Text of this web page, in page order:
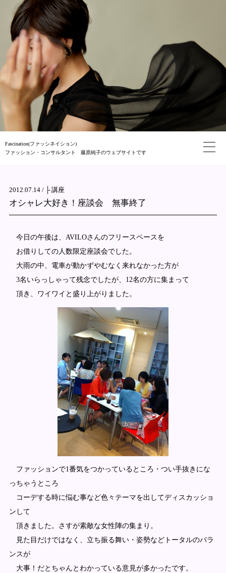
Fascination(ファッシネイション)
ファッション・コンサルタント 藤原純子のウェブサイトです
2012.07.14 / ├ 講座
オシャレ大好き！座談会 無事終了
今日の午後は、AVILOさんのフリースペースを
お借りしての人数限定座談会でした。
大雨の中、電車が動かずやむなく来れなかった方が
3名いらっしゃって残念でしたが、12名の方に集まって
頂き、ワイワイと盛り上がりました。
ファッションで1番気をつかっているところ・つい手抜きにな
っちゃうところ
コーデする時に悩む事など色々テーマを出してディスカッショ
ンして
頂きました。さすが素敵な女性陣の集まり。
見た目だけではなく、立ち振る舞い・姿勢などトータルのバラ
ンスが
大事！だとちゃんとわかっている意見が多かったです。